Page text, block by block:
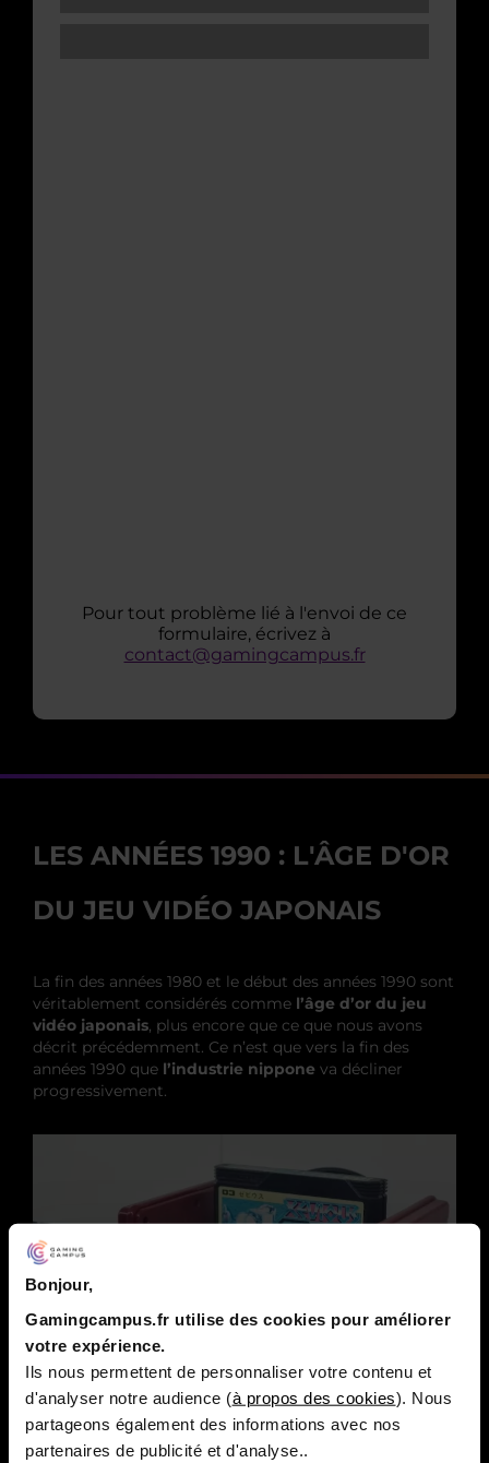
Bonjour,
Gamingcampus.fr utilise des cookies pour améliorer
votre expérience.
Ils nous permettent de personnaliser votre contenu et
d'analyser notre audience (à propos des cookies). Nous
partageons également des informations avec nos
partenaires de publicité et d'analyse..
Pour tout problème lié à l'envoi de ce
formulaire, écrivez à
contact@gamingcampus.fr
LES ANNÉES 1990 : L'ÂGE D'OR
DU JEU VIDÉO JAPONAIS
La fin des années 1980 et le début des années 1990 sont
véritablement considérés comme l’âge d’or du jeu
vidéo japonais, plus encore que ce que nous avons
décrit précédemment. Ce n’est que vers la fin des
années 1990 que l’industrie nippone va décliner
progressivement.
En 1989 est organisé le premierNintendo Space
World. Un salon organisé par la firme et présentant